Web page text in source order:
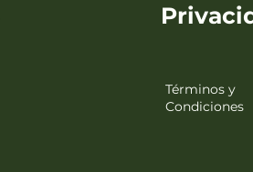
Términos y
Condiciones